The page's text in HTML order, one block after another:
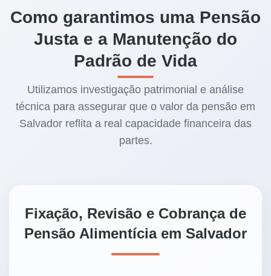
Como garantimos uma Pensão
Justa e a Manutenção do
Padrão de Vida
Utilizamos investigação patrimonial e análise
técnica para assegurar que o valor da pensão em
Salvador reflita a real capacidade financeira das
partes.
Fixação, Revisão e Cobrança de
Pensão Alimentícia em Salvador